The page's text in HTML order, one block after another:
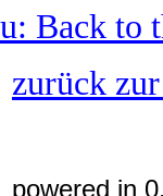
Back to
zurück
powered in